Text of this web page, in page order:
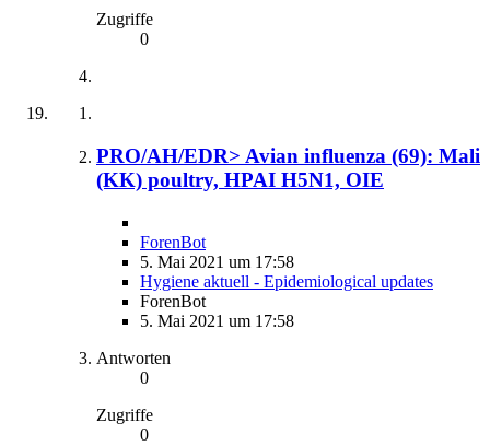
Zugriffe
0
PRO/AH/EDR> Avian influenza (69): Mali
(KK) poultry, HPAI H5N1, OIE
ForenBot
5. Mai 2021 um 17:58
Hygiene aktuell - Epidemiological updates
ForenBot
5. Mai 2021 um 17:58
Antworten
0
Zugriffe
0